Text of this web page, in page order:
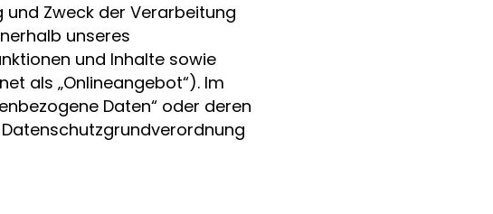
und Zweck der Verarbeitung
unseres
und Inhalte sowie
als „Onlineangebot“). Im
Daten“ oder deren